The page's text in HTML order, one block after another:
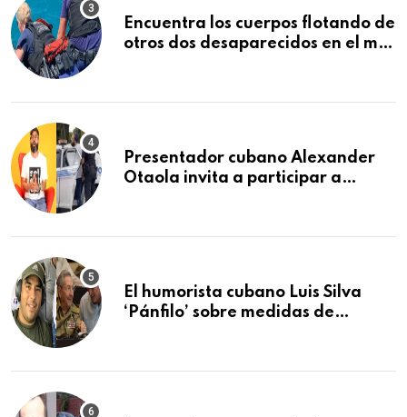
Encuentra los cuerpos flotando de
otros dos desaparecidos en el mar
Presentador cubano Alexander
Otaola invita a participar a
que lo detuvo durante una
El humorista cubano Luis Silva
‘Pánfilo’ sobre medidas de